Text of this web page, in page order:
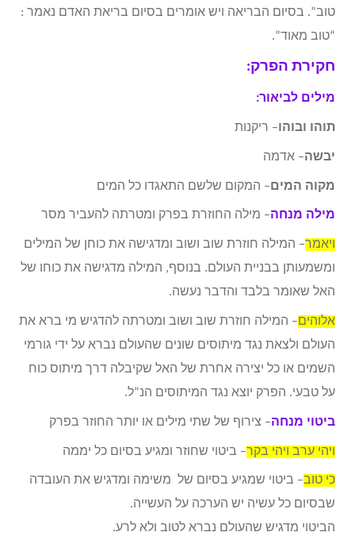
טוב”. בסיום הבריאה ויש אומרים בסיום בריאת האדם נאמר :
“טוב מאוד”.
חקירת הפרק:
מילים לביאור:
תוהו ובוהו – ריקנות
יבשה– אדמה
מקוה המים– המקום שלשם התאגדו כל המים
מילה מנחה– מילה החוזרת בפרק ומטרתה להעביר מסר
ויאמר– המילה חוזרת שוב ושוב ומדגישה את כוחן של המילים
ומשמעותן בבניית העולם. בנוסף, המילה מדגישה את כוחו של
האל שאומר בלבד והדבר נעשה.
אלוהים– המילה חוזרת שוב ושוב ומטרתה להדגיש מי ברא את
העולם ולצאת נגד מיתוסים שונים שהעולם נברא על ידי גורמי
השמים או כל יצירה אחרת של האל שקיבלה דרך מיתוס כוח
על טבעי. הפרק יוצא נגד המיתוסים הנ”ל.
ביטוי מנחה– צירוף של שתי מילים או יותר החוזר בפרק
ויהי ערב ויהי בקר– ביטוי שחוזר ומגיע בסיום כל יממה
כי טוב– ביטוי שמגיע בסיום של משימה ומדגיש את העובדה
שבסיום כל עשיה יש הערכה על העשייה.
הביטוי מדגיש שהעולם נברא לטוב ולא לרע.